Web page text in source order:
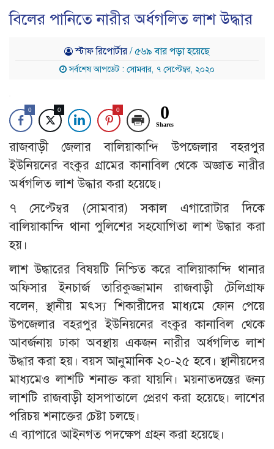
বিলের পানিতে নারীর অর্ধগলিত লাশ উদ্ধার
স্টাফ রিপোর্টার/ ৫৬৯ বার পড়া হয়েছে
সর্বশেষ আপডেট : সোমবার, ৭ সেপ্টেম্বর, ২০২০
0 0 0 0
Shares
রাজবাড়ী জেলার বালিয়াকান্দি উপজেলার বহরপুর
ইউনিয়নের বংকুর গ্রামের কানাবিল থেকে অজ্ঞাত নারীর
অর্ধগলিত লাশ উদ্ধার করা হয়েছে।
৭ সেপ্টেম্বর (সোমবার) সকাল এগারোটার দিকে
বালিয়াকান্দি থানা পুলিশের সহযোগিতা লাশ উদ্ধার করা
হয়।
লাশ উদ্ধারের বিষয়টি নিশ্চিত করে বালিয়াকান্দি থানার
অফিসার ইনচার্জ তারিকুজ্জামান রাজবাড়ী টেলিগ্রাফ
বলেন, স্থানীয় মৎস্য শিকারীদের মাধ্যমে ফোন পেয়ে
উপজেলার বহরপুর ইউনিয়নের বংকুর কানাবিল থেকে
আবর্জনায় ঢাকা অবস্থায় একজন নারীর অর্ধগলিত লাশ
উদ্ধার করা হয়। বয়স আনুমানিক ২০-২৫ হবে। স্থানীয়দের
মাধ্যমেও লাশটি শনাক্ত করা যায়নি। ময়নাতদন্তের জন্য
লাশটি রাজবাড়ী হাসপাতালে প্রেরণ করা হয়েছে। লাশের
পরিচয় শনাক্তের চেষ্টা চলছে।
এ ব্যাপারে আইনগত পদক্ষেপ গ্রহন করা হয়েছে।